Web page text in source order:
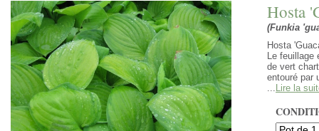
Hosta
(Funkia
Hosta
Le feuillage
de vert
entouré par
... Lire la